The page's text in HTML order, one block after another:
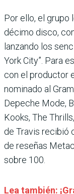
Por ello, el grupo
décimo disco,
lanzando los
York City”. Para
con el productor
nominado al
Depeche Mode,
Kooks, The
de Travis recibió
de reseñas
sobre 100.
Lea también: